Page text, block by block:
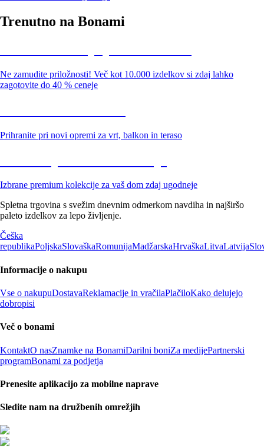
Trenutno na Bonami
Ne zamudite priložnosti! Več kot 10.000 izdelkov si zdaj lahko
zagotovite do 40 % ceneje
Prihranite pri novi opremi za vrt, balkon in teraso
Izbrane premium kolekcije za vaš dom zdaj ugodneje
Spletna trgovina s svežim dnevnim odmerkom navdiha in najširšo
paleto izdelkov za lepo življenje.
Češka
republikaPoljskaSlovaškaRomunijaMadžarskaHrvaškaLitvaLatvija
Informacije o nakupu
Vse o nakupuDostavaReklamacije in vračilaPlačiloKako delujejo
dobropisi
Več o bonami
KontaktO nasZnamke na BonamiDarilni boniZa medijePartnerski
programBonami za podjetja
Prenesite aplikacijo za mobilne naprave
Sledite nam na družbenih omrežjih